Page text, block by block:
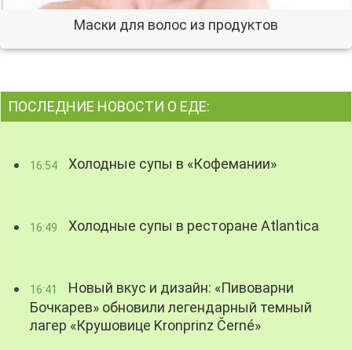
Маски для волос из продуктов
ПОСЛЕДНИЕ НОВОСТИ О ЕДЕ:
16:54 Холодные супы в «Кофемании»
16:49 Холодные супы в ресторане Atlantica
16:41
Новый вкус и дизайн: «Пивоварни
Бочкарев» обновили легендарный темный
лагер «Крушовице Kronprinz Černé»